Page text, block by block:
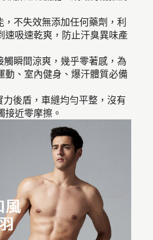
不失效無添加任何藥劑，利
速吸速乾爽，防止汗臭異味產
瞬間涼爽，幾乎零著感，為
動、室內健身、爆汗體質必備
後盾，車縫均勻平整，沒有
接近零摩擦。